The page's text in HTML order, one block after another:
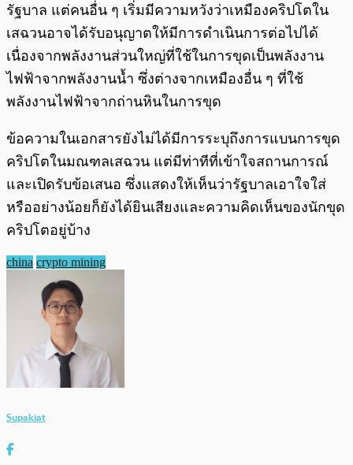
รัฐบาล แต่คนอื่น ๆ เริ่มมีความหวังว่าเหมืองคริปโตใน
เสฉวนอาจได้รับอนุญาตให้มีการดำเนินการต่อไปได้
เนื่องจากพลังงานส่วนใหญ่ที่ใช้ในการขุดเป็นพลังงาน
ไฟฟ้าจากพลังงานน้ำ ซึ่งต่างจากเหมืองอื่น ๆ ที่ใช้
พลังงานไฟฟ้าจากถ่านหินในการขุด
ข้อความในเอกสารยังไม่ได้มีการระบุถึงการแบนการขุด
คริปโตในมณฑลเสฉวน แต่มีท่าทีที่เข้าใจสถานการณ์
และเปิดรับข้อเสนอ ซึ่งแสดงให้เห็นว่ารัฐบาลเอาใจใส่
หรืออย่างน้อยก็ยังได้ยินเสียงและความคิดเห็นของนักขุด
คริปโตอยู่บ้าง
china crypto mining
Supakiat